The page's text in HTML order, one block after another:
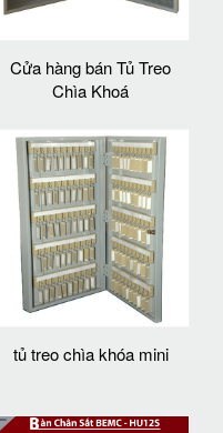
Cửa hàng bán Tủ Treo
Chìa Khoá
tủ treo chìa khóa mini